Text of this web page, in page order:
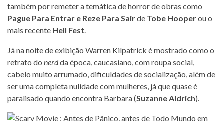
também por remeter a temática de horror de obras como
Pague Para Entrar e Reze Para Sairde Tobe Hooperou o
mais recente Hell Fest.
Já na noite de exibição Warren Kilpatrick é mostrado como o
retrato do nerdda época, caucasiano, com roupa social,
cabelo muito arrumado, dificuldades de socialização, além de
ser uma completa nulidade com mulheres, já que quase é
paralisado quando encontra Barbara (Suzanne Aldrich).